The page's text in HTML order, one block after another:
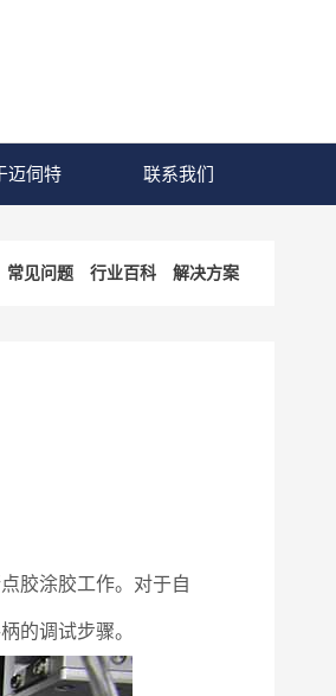
迈伺特 联系我们
常见问题 行业百科 解决方案
胶涂胶工作。对于自
的调试步骤。